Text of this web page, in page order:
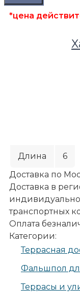
Террасы и улица
Террасные
Террасная
*цена
Длина
6
Доставка по
Доставка в
транспортных
Оплата
Категории:
Террасная
Фальшпол
Террасы и